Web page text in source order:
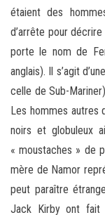
étaient des
d’arrête pour
porte le nom de
anglais). Il s’agit
celle de Sub-
Les hommes autres
noirs et globuleux
« moustaches » de
mère de Namor
peut paraître
Jack Kirby ont fait